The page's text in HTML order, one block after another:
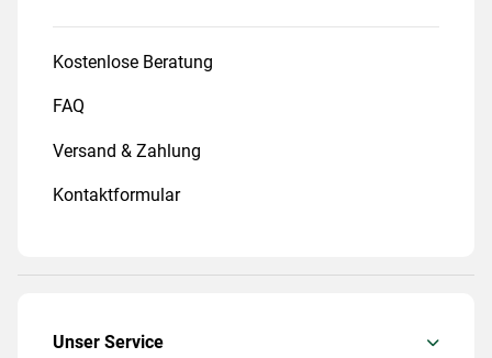
Kostenlose Beratung
FAQ
Versand & Zahlung
Kontaktformular
Unser Service